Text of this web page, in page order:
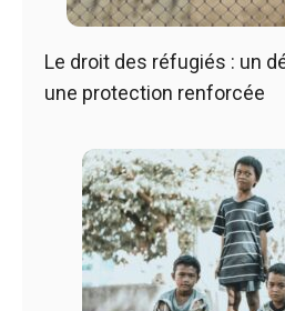
Le droit des réfugiés : un
une protection renforcée